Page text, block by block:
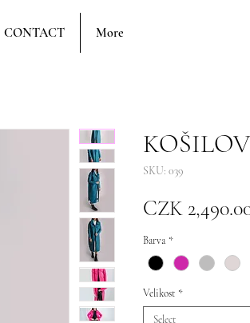
CONTACT More
SKU: 039
CZK
Barva *
Velikost *
Select